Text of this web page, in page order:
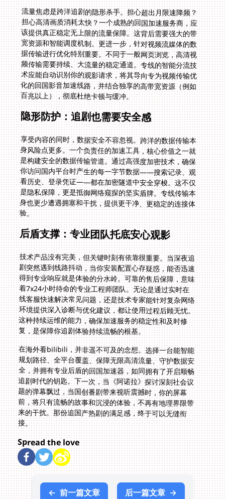
流量焦虑是跨洋追剧的隐形杀手。担心超出月限速降频？
担心高清画质消耗太快？一个成熟的回国加速服务商，应
该提供真正稳定无上限的流量保障。这背后需要强大的带
宽资源和智能调度机制。更进一步，针对视频流媒体的数
据传输进行优化特别重要。不同于一般网页浏览，高清视
频传输需要持续、大流量的稳定通道。专线的智能分流技
术应能自动识别你的观影请求，将其导向专为视频传输优
化的回国影音加速线路，并结合独享的高带宽资源（例如
百兆以上），彻底杜绝卡顿与缓冲。
隐形防护：追剧也需要安全感
享受内容的同时，数据安全不容忽视。跨洋的数据传输本
身风险点更多。一个负责任的加速工具，核心价值之一就
是构建安全的数据传输管道。通过高强度加密技术，确保
你访问国内平台时产生的每一字节数据——搜索记录、观
看历史、登录凭证——都在加密隧道中安全穿梭。这不仅
是隐私保障，更是抵御网络窥探的坚实盾牌。专线传输本
身也更少遭遇拥塞和干扰，提供更干净、更稳定的连接体
验。
后盾支撑：专业团队托底安心观影
技术产品没有完美，但关键时刻有依靠很重要。当深夜追
剧突然遇到线路抖动，当你安装配置心存疑惑，能否迅速
得到专业响应就是体验的分水岭。可靠的售后保障，意味
着7x24小时待命的专业工程师团队。无论是通过实时在
线客服快速解决常见问题，还是技术专家能针对复杂网络
环境提供深入诊断与优化建议，都让使用过程后顾无忧。
这种持续运维的能力，确保加速服务的稳定性和及时修
复，是保障你追剧体验持续流畅的根基。
在海外看bilibili，并非遥不可及的念想。选择一台能智能
规划路径、全平台覆盖、保障无限高清流量、守护数据安
全，并拥有专业后盾的回国加速器，如同拥有了开启顺畅
追剧时代的钥匙。下一次，当《阿诺拉》探讨深刻社会议
题的弹幕飘过，当国创番剧带来视听震撼时，你的屏幕
前，将只有流畅的故事和沉浸的体验，不再有地理界限带
来的干扰。那份追国产热剧的满足感，终于可以无缝衔
接。
Spread the love
← 前一篇文章 后一篇文章 →